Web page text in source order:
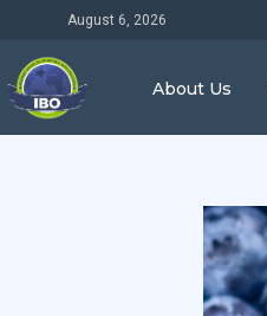
August 6, 2026
About Us